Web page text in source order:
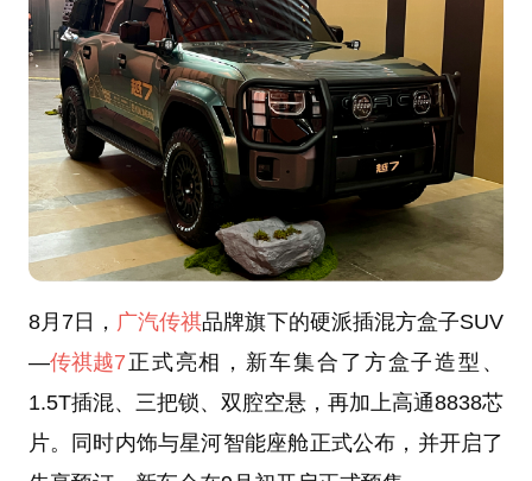
8月7日， 广汽传祺品牌旗下的硬派插混方盒子SUV
—传祺越7 正式亮相，新车集合了方盒子造型、
1.5T插混、三把锁、双腔空悬，再加上高通8838芯
片。同时内饰与星河智能座舱正式公布，并开启了